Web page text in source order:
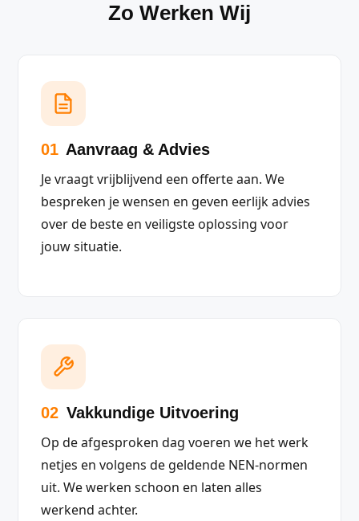
Zo Werken Wij
01 Aanvraag & Advies
Je vraagt vrijblijvend een offerte aan. We
bespreken je wensen en geven eerlijk advies
over de beste en veiligste oplossing voor
jouw situatie.
02 Vakkundige Uitvoering
Op de afgesproken dag voeren we het werk
netjes en volgens de geldende NEN-normen
uit. We werken schoon en laten alles
werkend achter.